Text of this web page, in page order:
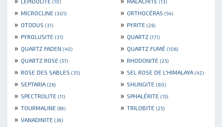
(10) (13)
» MICROCLINE (301) » ORTHOCÉRAS (54)
» OTODUS (31) » PYRITE (26)
» PYROLUSITE (31) » QUARTZ (171)
» QUARTZ FADEN (40) » QUARTZ FUMÉ (106)
» QUARTZ ROSE (57) » RHODONITE (25)
» ROSE DES SABLES (35) » SEL ROSE DE L'HIMALAYA (42)
» SEPTARIA (26) » SHUNGITE (80)
» SPECTROLITE (11) » SPHALÉRITE (15)
» TOURMALINE (99) » TRILOBITE (25)
» VANADINITE (39)